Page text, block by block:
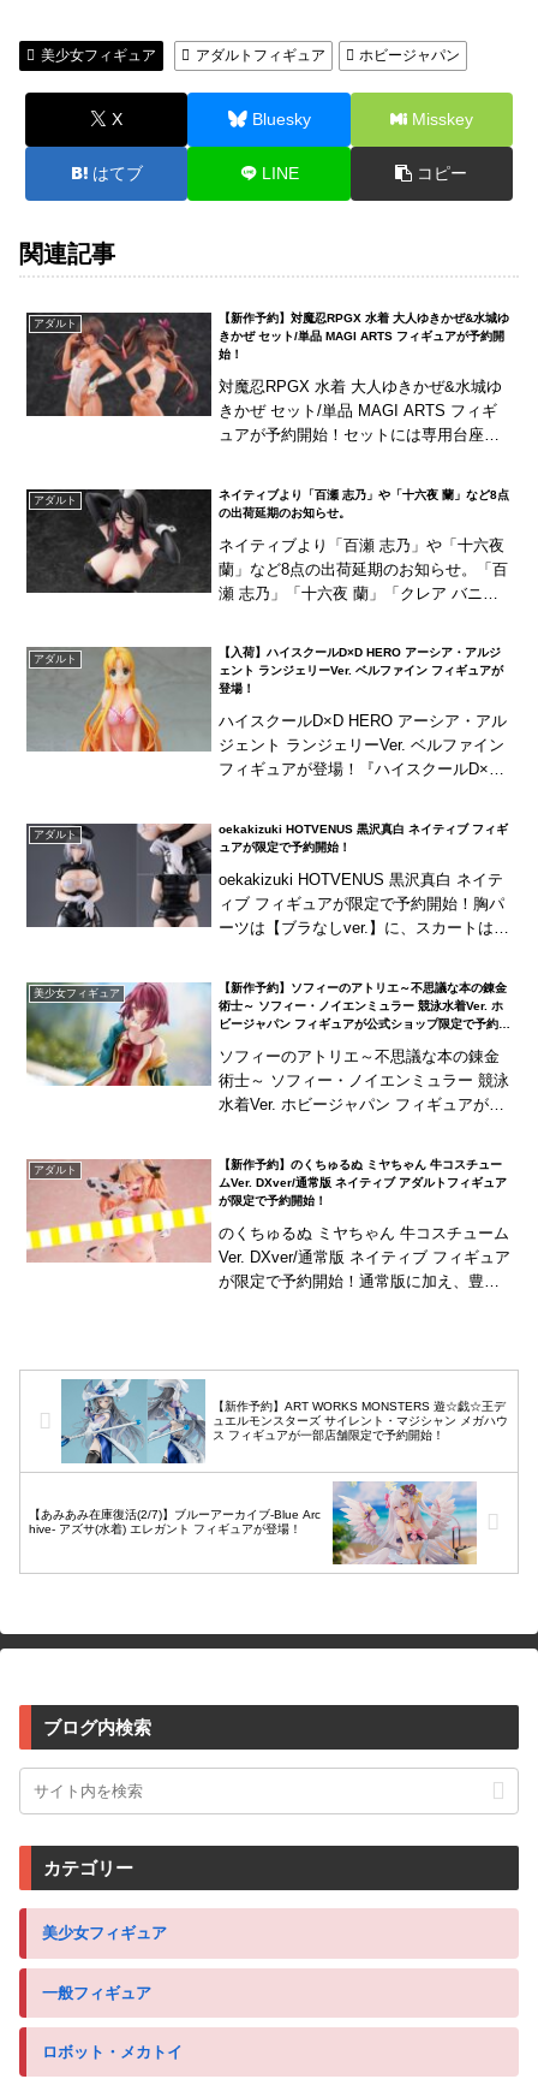
美少女フィギュア アダルトフィギュア ホビージャパン
X Bluesky Misskey
はてブ LINE コピー
関連記事
アダルト
【新作予約】対魔忍RPGX 水着 大人ゆきかぜ&水城ゆ
きかぜ セット/単品 MAGI ARTS フィギュアが予約開
始！
対魔忍RPGX 水着 大人ゆきかぜ&水城ゆ
きかぜ セット/単品 MAGI ARTS フィギ
ュアが予約開始！セットには専用台座や
アダルト
ネイティブより「百瀬 志乃」や「十六夜 蘭」など8点
の出荷延期のお知らせ。
ネイティブより「百瀬 志乃」や「十六夜
蘭」など8点の出荷延期のお知らせ。「百
瀬 志乃」「十六夜 蘭」「クレア バニーV
ィ...
アダルト
【入荷】ハイスクールD×D HERO アーシア・アルジ
ェント ランジェリーVer. ベルファイン フィギュアが
登場！
ハイスクールD×D HERO アーシア・アル
ジェント ランジェリーVer. ベルファイン
フィギュアが登場！『ハイスクールD×D
アダルト
oekakizuki HOTVENUS 黒沢真白 ネイティブ フィギ
ュアが限定で予約開始！
oekakizuki HOTVENUS 黒沢真白 ネイテ
ィブ フィギュアが限定で予約開始！胸パ
ーツは【ブラなしver.】に、スカートは
美少女フィギュア
【新作予約】ソフィーのアトリエ～不思議な本の錬金
術士～ ソフィー・ノイエンミュラー 競泳水着Ver. ホ
ビージャパン フィギュアが公式ショップ限定で予約開
ソフィーのアトリエ～不思議な本の錬金
術士～ ソフィー・ノイエンミュラー 競泳
水着Ver. ホビージャパン フィギュアが公
下ろし...
アダルト
【新作予約】のくちゅるぬ ミヤちゃん 牛コスチュー
ムVer. DXver/通常版 ネイティブ アダルトフィギュア
が限定で予約開始！
のくちゅるぬ ミヤちゃん 牛コスチューム
Ver. DXver/通常版 ネイティブ フィギュア
が限定で予約開始！通常版に加え、豊富
【新作予約】ART WORKS MONSTERS 遊☆戯☆王デ
ュエルモンスターズ サイレント・マジシャン メガハウ
ス フィギュアが一部店舗限定で予約開始！
【あみあみ在庫復活(2/7)】ブルーアーカイブ-Blue Arc
hive- アズサ(水着) エレガント フィギュアが登場！
ブログ内検索
カテゴリー
美少女フィギュア
一般フィギュア
ロボット・メカトイ